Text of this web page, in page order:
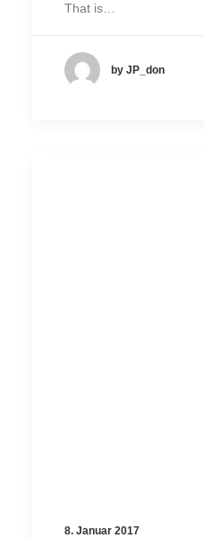
That is…
by JP_don
8. Januar 2017